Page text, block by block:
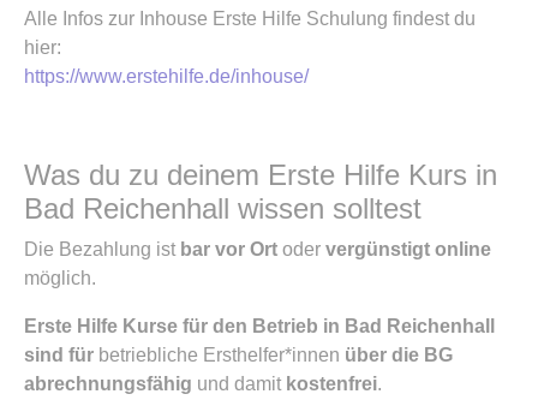
Alle Infos zur Inhouse Erste Hilfe Schulung findest du
hier:
https://www.erstehilfe.de/inhouse/
Was du zu deinem Erste Hilfe Kurs in
Bad Reichenhall wissen solltest
Die Bezahlung ist bar vor Ort oder vergünstigt online
möglich.
Erste Hilfe Kurse für den Betrieb in Bad Reichenhall
sind für betriebliche Ersthelfer*innen über die BG
abrechnungsfähig und damit kostenfrei.